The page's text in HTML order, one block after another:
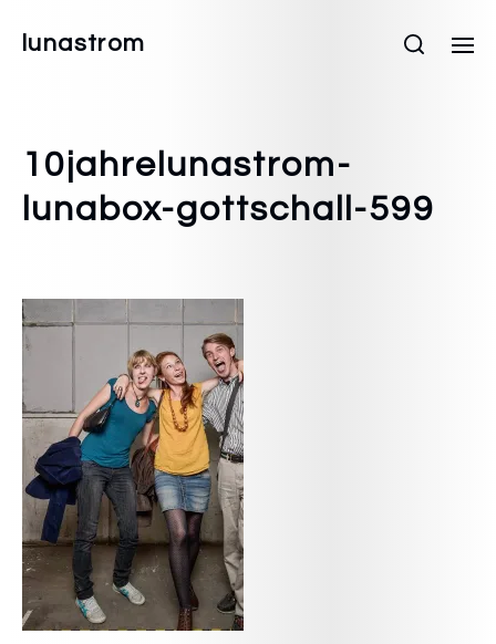
lunastrom
10jahrelunastrom-
lunabox-gottschall-599